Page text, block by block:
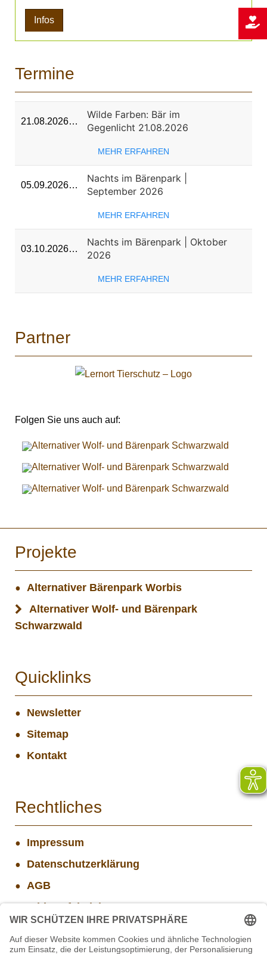
Infos
Termine
21.08.2026…
Wilde Farben: Bär im
Gegenlicht 21.08.2026
MEHR ERFAHREN
05.09.2026…
Nachts im Bärenpark |
September 2026
MEHR ERFAHREN
03.10.2026…
Nachts im Bärenpark | Oktober
2026
MEHR ERFAHREN
Partner
Folgen Sie uns auch auf:
Projekte
Alternativer Bärenpark Worbis
Alternativer Wolf- und Bärenpark
Schwarzwald
Quicklinks
Newsletter
Sitemap
Kontakt
Rechtliches
Impressum
Datenschutzerklärung
AGB
Widerrufsbelehrung